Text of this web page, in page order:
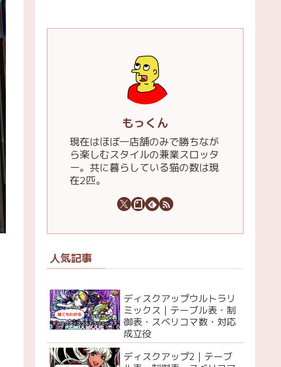
もっくん
現在はほぼ一店舗のみで勝ちなが
ら楽しむスタイルの兼業スロッタ
ー。共に暮らしている猫の数は現
在2匹。
人気記事
ディスクアップウルトラリ
ミックス｜テーブル表・制
御表・スベリコマ数・対応
成立役
ディスクアップ2｜テーブ